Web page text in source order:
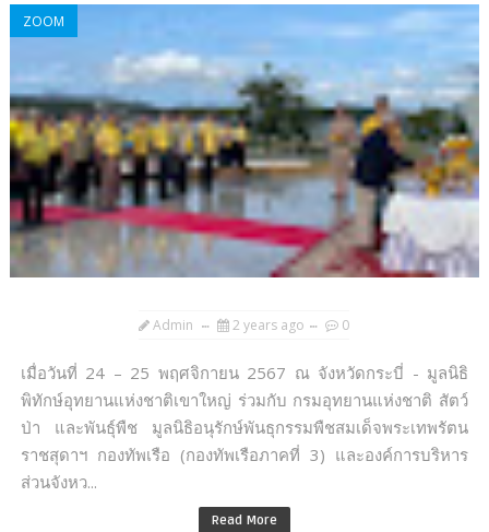
ZOOM
Admin 2 years ago 0
เมื่อวันที่ 24 – 25 พฤศจิกายน 2567 ณ จังหวัดกระบี่ - มูลนิธิ
พิทักษ์อุทยานแห่งชาติเขาใหญ่ ร่วมกับ กรมอุทยานแห่งชาติ สัตว์
ป่า และพันธุ์พืช มูลนิธิอนุรักษ์พันธุกรรมพืชสมเด็จพระเทพรัตน
ราชสุดาฯ กองทัพเรือ (กองทัพเรือภาคที่ 3) และองค์การบริหาร
ส่วนจังหว...
Read More